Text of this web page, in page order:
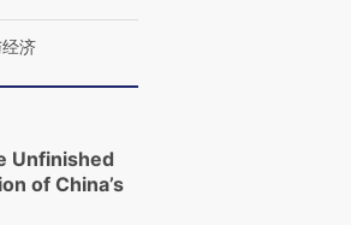
济
Unfinished
of China’s